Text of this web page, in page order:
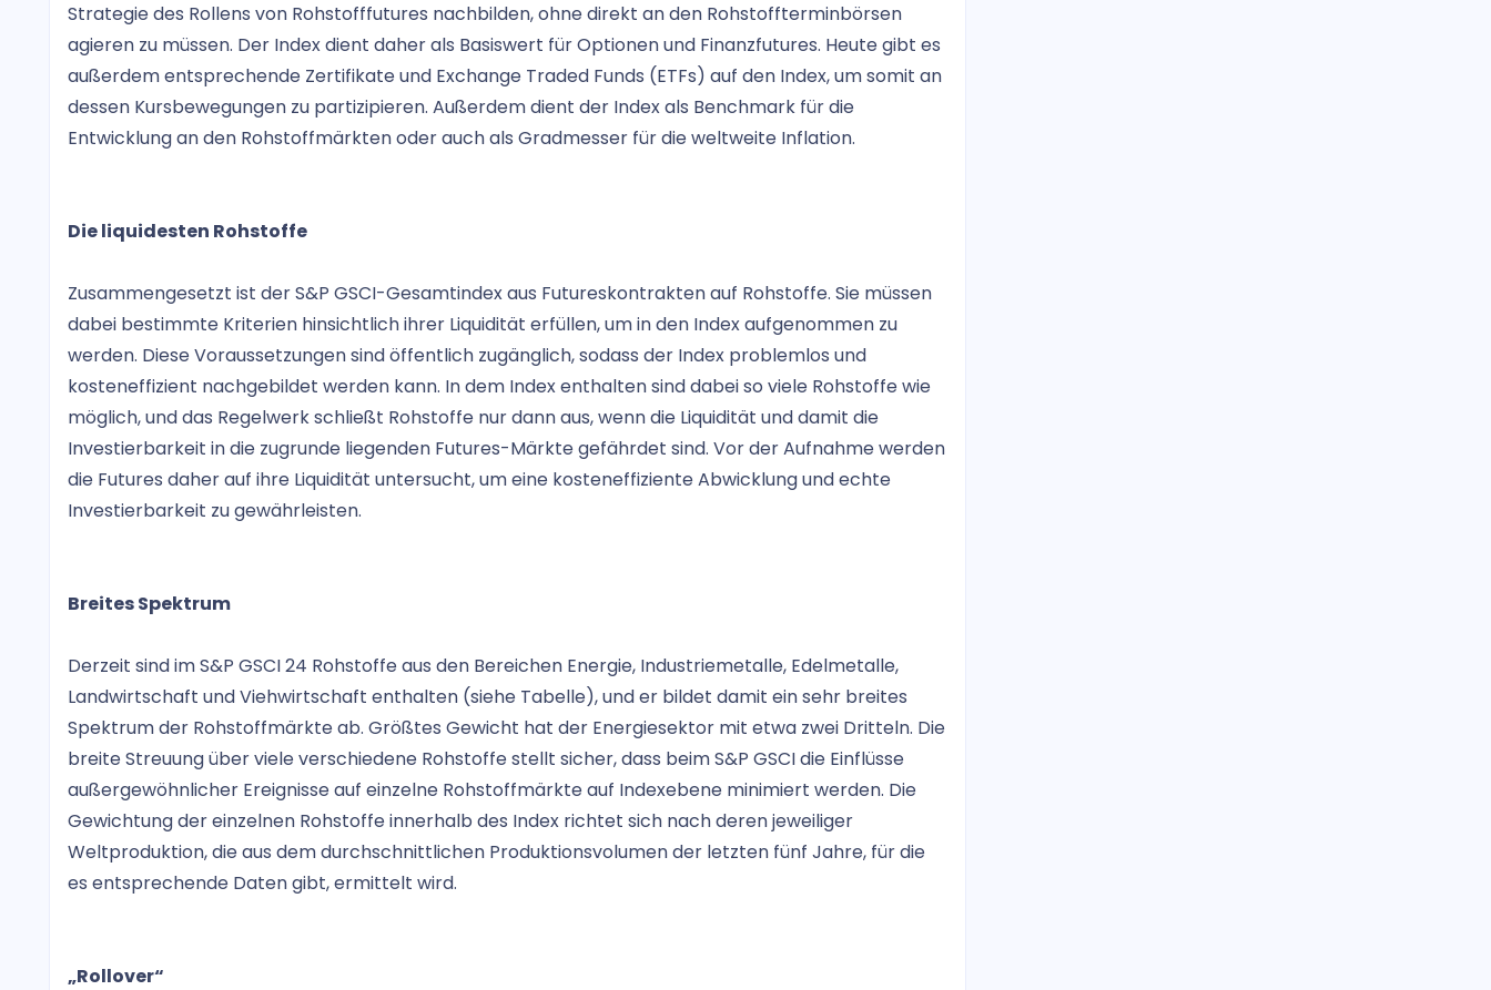
Strategie des Rollens von Rohstofffutures nachbilden, ohne direkt an den Rohstoffterminbörsen
agieren zu müssen. Der Index dient daher als Basiswert für Optionen und Finanzfutures. Heute gibt es
außerdem entsprechende Zertifikate und Exchange Traded Funds (ETFs) auf den Index, um somit an
dessen Kursbewegungen zu partizipieren. Außerdem dient der Index als Benchmark für die
Entwicklung an den Rohstoffmärkten oder auch als Gradmesser für die weltweite Inflation.
Die liquidesten Rohstoffe
Zusammengesetzt ist der S&P GSCI-Gesamtindex aus Futureskontrakten auf Rohstoffe. Sie müssen
dabei bestimmte Kriterien hinsichtlich ihrer Liquidität erfüllen, um in den Index aufgenommen zu
werden. Diese Voraussetzungen sind öffentlich zugänglich, sodass der Index problemlos und
kosteneffizient nachgebildet werden kann. In dem Index enthalten sind dabei so viele Rohstoffe wie
möglich, und das Regelwerk schließt Rohstoffe nur dann aus, wenn die Liquidität und damit die
Investierbarkeit in die zugrunde liegenden Futures-Märkte gefährdet sind. Vor der Aufnahme werden
die Futures daher auf ihre Liquidität untersucht, um eine kosteneffiziente Abwicklung und echte
Investierbarkeit zu gewährleisten.
Breites Spektrum
Derzeit sind im S&P GSCI 24 Rohstoffe aus den Bereichen Energie, Industriemetalle, Edelmetalle,
Landwirtschaft und Viehwirtschaft enthalten (siehe Tabelle), und er bildet damit ein sehr breites
Spektrum der Rohstoffmärkte ab. Größtes Gewicht hat der Energiesektor mit etwa zwei Dritteln. Die
breite Streuung über viele verschiedene Rohstoffe stellt sicher, dass beim S&P GSCI die Einflüsse
außergewöhnlicher Ereignisse auf einzelne Rohstoffmärkte auf Indexebene minimiert werden. Die
Gewichtung der einzelnen Rohstoffe innerhalb des Index richtet sich nach deren jeweiliger
Weltproduktion, die aus dem durchschnittlichen Produktionsvolumen der letzten fünf Jahre, für die
es entsprechende Daten gibt, ermittelt wird.
„Rollover“